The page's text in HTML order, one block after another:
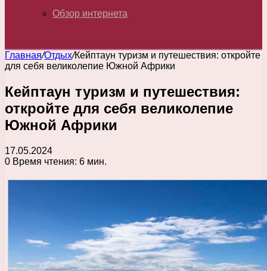
Обзор интернета
Главная/Отдых/Кейптаун туризм и путешествия: откройте
для себя великолепие Южной Африки
Кейптаун туризм и путешествия:
откройте для себя великолепие
Южной Африки
17.05.2024
0 Время чтения: 6 мин.